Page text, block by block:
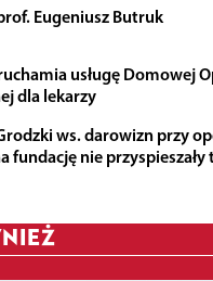
Eugeniusz Butruk
usługę Domowej
dla lekarzy
ws. darowizn przy
fundację nie